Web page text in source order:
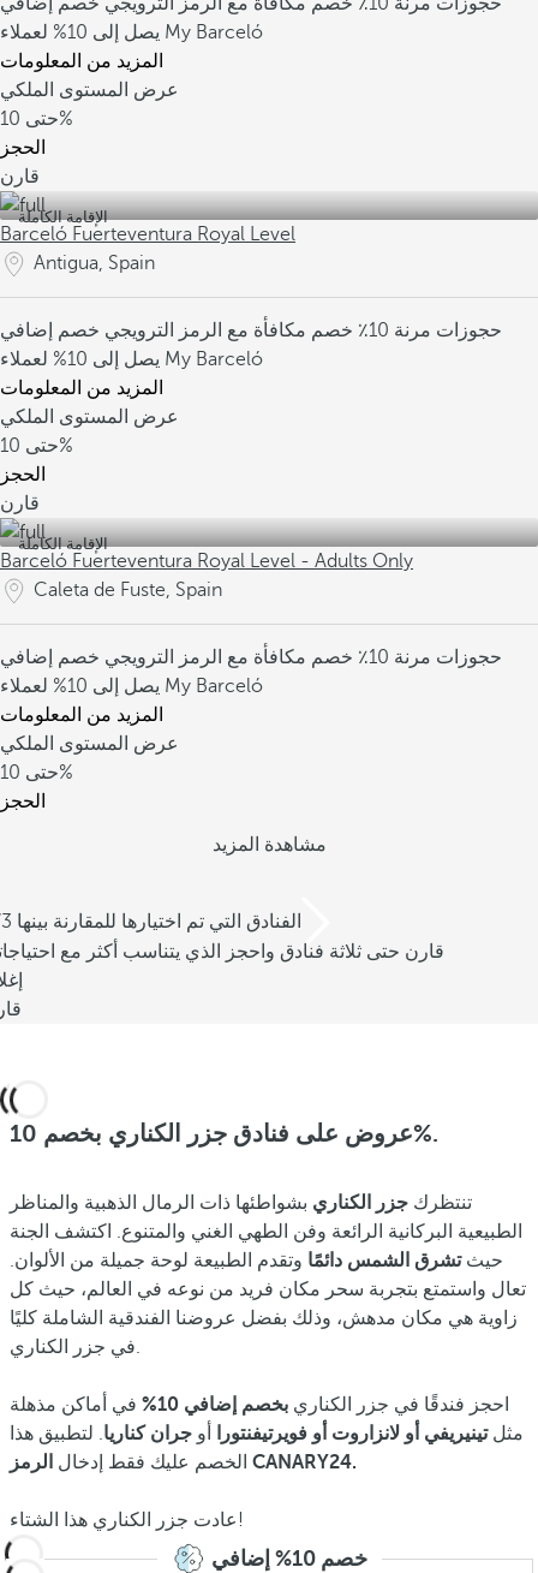
يصل إلى 10% لعملاء My Barceló
المزيد من المعلومات
عرض المستوى الملكي
حتى10%
الحجز
قارن
الإقامة الكاملة
Barceló Fuerteventura Royal Level
Antigua, Spain
حجوزات مرنة 10٪ خصم مكافأة مع الرمز الترويجي
خصم إضافي
يصل إلى 10% لعملاء My Barceló
المزيد من المعلومات
عرض المستوى الملكي
حتى10%
الحجز
قارن
الإقامة الكاملة
Barceló Fuerteventura Royal Level - Adults Only
Caleta de Fuste, Spain
حجوزات مرنة 10٪ خصم مكافأة مع الرمز الترويجي
خصم إضافي
يصل إلى 10% لعملاء My Barceló
المزيد من المعلومات
عرض المستوى الملكي
حتى10%
الحجز
مشاهدة المزيد
/3 الفنادق التي تم اختيارها للمقارنة بينها
قارن حتى ثلاثة فنادق واحجز الذي يتناسب أكثر مع
عروض على فنادق جزر الكناري بخصم 10%.
تنتظرك جزر الكناري بشواطئها ذات الرمال الذهبية والمناظر
الطبيعية البركانية الرائعة وفن الطهي الغني والمتنوع. اكتشف الجنة
حيثتشرق الشمس دائمًا وتقدم الطبيعة لوحة جميلة من الألوان.
تعال واستمتع بتجربة سحر مكان فريد من نوعه في العالم، حيث كل
زاوية هي مكان مدهش، وذلك بفضل عروضنا الفندقية الشاملة كليًا
في جزر الكناري.
احجز فندقًا في جزر الكناري بخصم إضافي 10%
في أماكن مذهلة
مثلتينيريفي أو لانزاروت أو فويرتيفنتورا أو جران كناريا. لتطبيق هذا
الخصم عليك فقط إدخال الرمز CANARY24.
عادت جزر الكناري هذا الشتاء!
خصم 10% إضافي